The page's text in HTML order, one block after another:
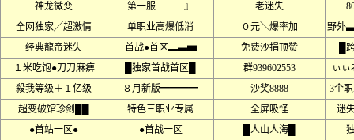
神龙微变
第一服 』 老迷失
全网独家╱超激情
单职业高爆低消 ０元＼爆率加
野外
经典龍帝迷失
首战●首区▂▃▅ 免费沙捐顶赞
█
１米吃饱●刀刀麻痹
█独家首战首区█ 群939602553
ぃぃ
殺我等级＋１亿级
８月新版━━━━ 沙奖8888
3个
超变破馆珍剑██
特色三职业专属 全屏吸怪
迷
●首站一区●
●首战一区 █人山人海█